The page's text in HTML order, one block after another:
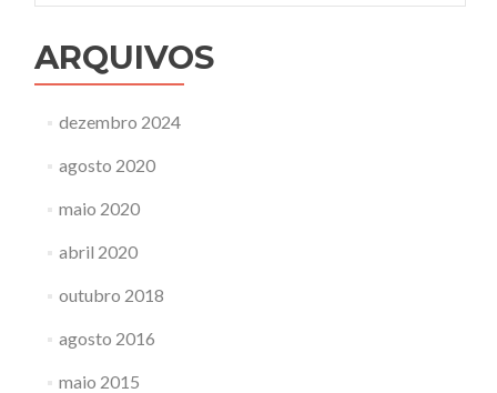
ARQUIVOS
dezembro 2024
agosto 2020
maio 2020
abril 2020
outubro 2018
agosto 2016
maio 2015